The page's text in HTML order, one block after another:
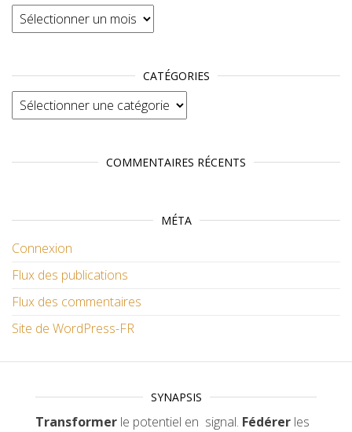
Archives
CATÉGORIES
Catégories
COMMENTAIRES RÉCENTS
MÉTA
Connexion
Flux des publications
Flux des commentaires
Site de WordPress-FR
SYNAPSIS
Transformer le potentiel en signal. Fédérer les